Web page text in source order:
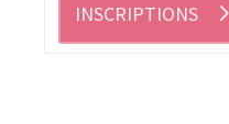
INSCRIPTIONS